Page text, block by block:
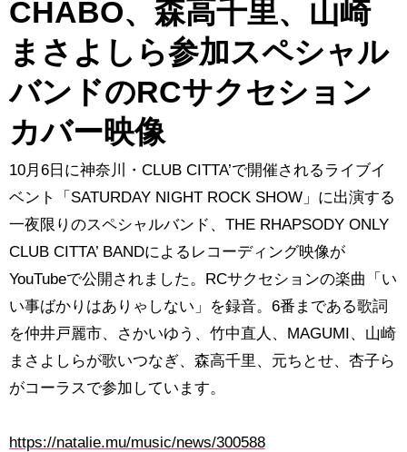
CHABO、森高千里、山崎
まさよしら参加スペシャル
バンドのRCサクセション
カバー映像
10月6日に神奈川・CLUB CITTA’で開催されるライブイ
ベント「SATURDAY NIGHT ROCK SHOW」に出演する
一夜限りのスペシャルバンド、THE RHAPSODY ONLY
CLUB CITTA’ BANDによるレコーディング映像が
YouTubeで公開されました。RCサクセションの楽曲「い
い事ばかりはありゃしない」を録音。6番まである歌詞
を仲井戸麗市、さかいゆう、竹中直人、MAGUMI、山崎
まさよしらが歌いつなぎ、森高千里、元ちとせ、杏子ら
がコーラスで参加しています。
https://natalie.mu/music/news/300588